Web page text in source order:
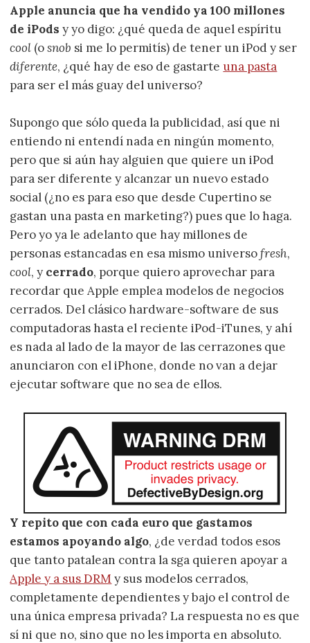
Apple anuncia que ha vendido ya 100 millones
de iPods y yo digo: ¿qué queda de aquel espíritu
cool (osnob si me lo permitís) de tener un iPod y ser
diferente, ¿qué hay de eso de gastarte una pasta
para ser el más guay del universo?
Supongo que sólo queda la publicidad, así que ni
entiendo ni entendí nada en ningún momento,
pero que si aún hay alguien que quiere un iPod
para ser diferente y alcanzar un nuevo estado
social (¿no es para eso que desde Cupertino se
gastan una pasta en marketing?) pues que lo haga.
Pero yo ya le adelanto que hay millones de
personas estancadas en esa mismo universofresh,
cool, y cerrado, porque quiero aprovechar para
recordar que Apple emplea modelos de negocios
cerrados. Del clásico hardware-software de sus
computadoras hasta el reciente iPod-iTunes, y ahí
es nada al lado de la mayor de las cerrazones que
anunciaron con el iPhone, donde no van a dejar
ejecutar software que no sea de ellos.
Y repito que con cada euro que gastamos
estamos apoyando algo, ¿de verdad todos esos
que tanto patalean contra la sga quieren apoyar a
Apple y a sus DRMy sus modelos cerrados,
completamente dependientes y bajo el control de
una única empresa privada? La respuesta no es que
sí ni que no, sino que no les importa en absoluto.